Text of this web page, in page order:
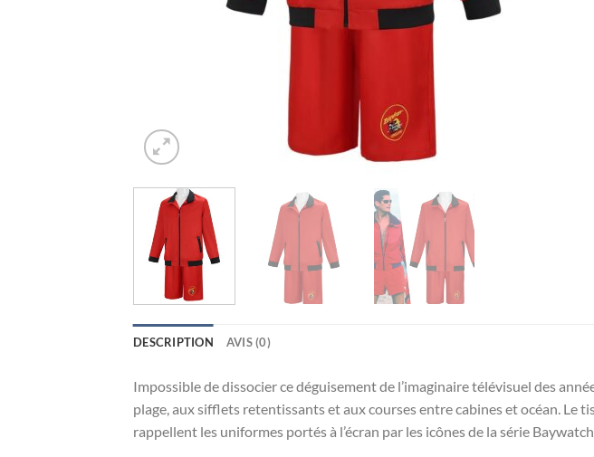
DESCRIPTION AVIS (0)
Impossible de dissocier ce déguisement de l’imaginaire télévisuel des
plage, aux sifflets retentissants et aux courses entre cabines et océan. Le
rappellent les uniformes portés à l’écran par les icônes de la série